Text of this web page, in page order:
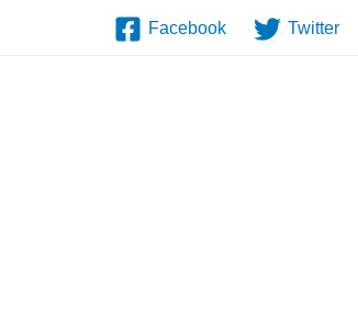
Facebook Twitter